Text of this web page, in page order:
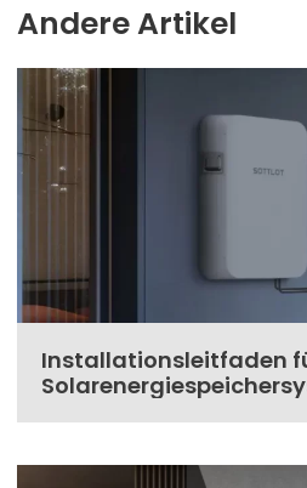
Andere Artikel
Installationsleitfaden